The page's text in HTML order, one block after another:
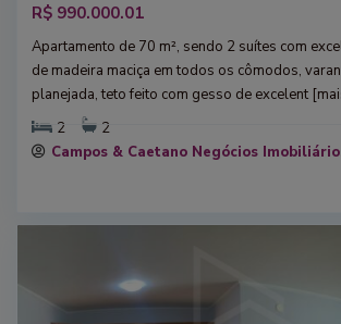
R$ 990.000.01
Apartamento de 70 m², sendo 2 suítes com
de madeira maciça em todos os cômodos,
planejada, teto feito com gesso de excelent
2
2
Campos & Caetano Negócios